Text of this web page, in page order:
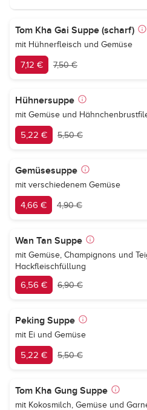
Tom Kha Gai Suppe (scharf)
mit Hühnerfleisch und Gemüse
7,12 € 7,50 €
Hühnersuppe
mit Gemüse und
5,22 € 5,50 €
Gemüsesuppe
mit verschiedenem Gemüse
4,66 € 4,90 €
Wan Tan Suppe
mit Gemüse, Champignons und
Hackfleischfüllung
6,56 € 6,90 €
Peking Suppe
mit Ei und Gemüse
5,22 € 5,50 €
Tom Kha Gung Suppe
mit Kokosmilch, Gemüse und